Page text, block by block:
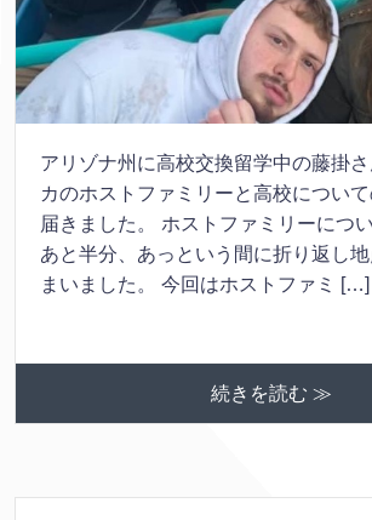
アリゾナ州に高校交換留学中の藤掛
カのホストファミリーと高校につい
届きました。 ホストファミリーにつ
あと半分、あっという間に折り返し
まいました。 今回はホストファミ […]
続きを読む ≫